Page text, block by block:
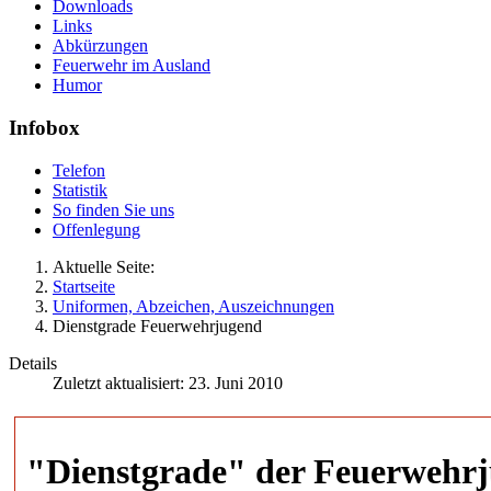
Downloads
Links
Abkürzungen
Feuerwehr im Ausland
Humor
Infobox
Telefon
Statistik
So finden Sie uns
Offenlegung
Aktuelle Seite:
Startseite
Uniformen, Abzeichen, Auszeichnungen
Dienstgrade Feuerwehrjugend
Details
Zuletzt aktualisiert: 23. Juni 2010
"Dienstgrade" der